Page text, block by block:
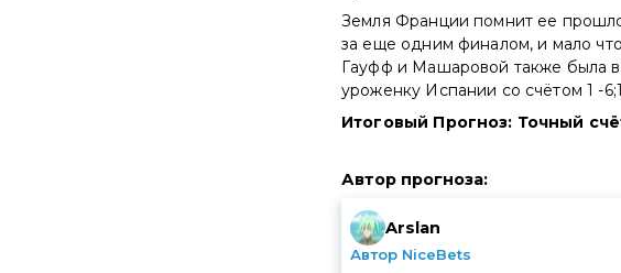
Земля Франции помнит ее
за еще одним финалом, и мало
Гауфф и Машаровой также была в
уроженку Испании со счётом 1 -
Итоговый Прогноз: Точный
Автор прогноза:
Arslan
Автор NiceBets